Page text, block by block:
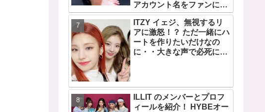
アカウント名をファンにい
じられてタジタジに
ITZY イェジ、無視するリ
アに激怒！？ ただ一緒にハ
ートを作りたいだけなの
に・・大きな声で必死にア
ILLIT のメンバーとプロフ
ィールを紹介！ HYBEオー